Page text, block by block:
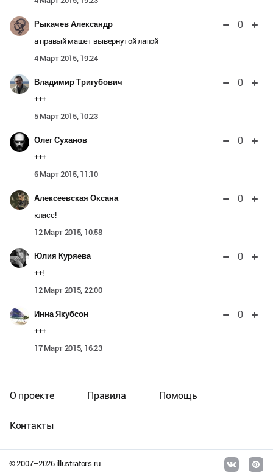
Рыкачев Александр 0
а правый машет вывернутой лапой
4 Март 2015, 19:24
Владимир Тригубович 0
+++
5 Март 2015, 10:23
Олег Суханов 0
+++
6 Март 2015, 11:10
Алексеевская Оксана 0
класс!
12 Март 2015, 10:58
Юлия Куряева 0
++!
12 Март 2015, 22:00
Инна Якубсон 0
+++
17 Март 2015, 16:23
© 2007–2026illustrators.ru
О проекте Правила Помощь
Контакты